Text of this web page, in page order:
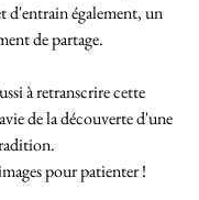
d'entrain également, un
de partage.
à retranscrire cette
de la découverte d'une
pour patienter !